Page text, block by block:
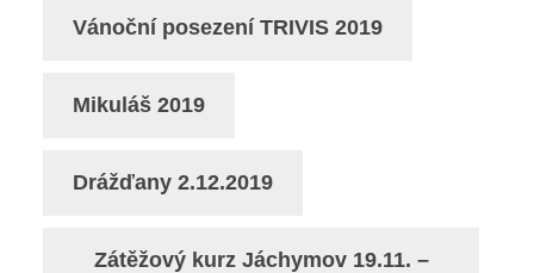
Vánoční posezení TRIVIS 2019
Mikuláš 2019
Drážďany 2.12.2019
Zátěžový kurz Jáchymov 19.11. –